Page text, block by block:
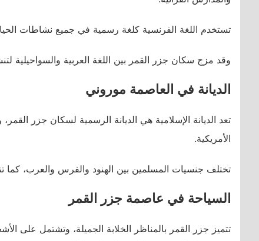
تستخدم اللغة الفرنسية كلغة رسمية في جميع نشاطات
وقد مزج سكان جزر القمر بين اللغة العربية والسواحيلية لتنشأ اللغة القمرية
الديانة في العاصمة موروني
الأمريكية.
تختلف جنسيات المسلمين بين الهنود والفرس والعرب، كما
السياحة في عاصمة جزر القمر
تتميز جزر القمر بالمناظر الخلابة الجميلة، وتشتمل على